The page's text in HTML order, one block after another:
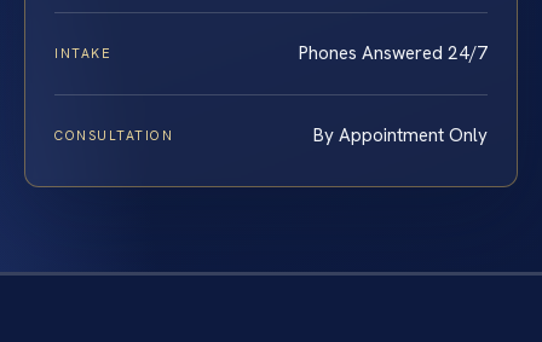
INTAKE Phones Answered 24/7
CONSULTATION By Appointment Only